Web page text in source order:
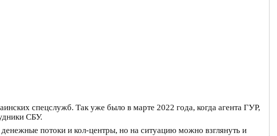
спецслужб. Так уже было в марте 2022 года, когда агента ГУР,
СБУ.
потоки и кол-центры, но на ситуацию можно взглянуть и